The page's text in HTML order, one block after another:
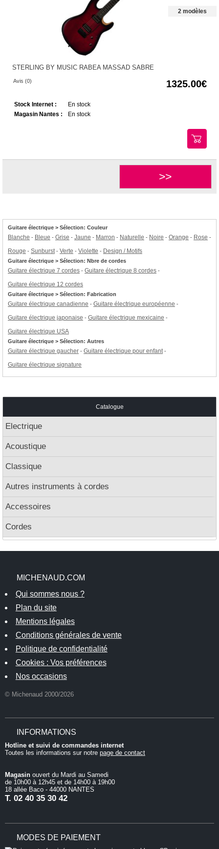
2 modèles
STERLING BY MUSIC RABEA MASSAD SABRE
Avis (0) 1325.00
Stock Internet :
En stock
Magasin Nantes :
En stock
>>
Guitare électrique > Sélection: Couleur
Blanche - Bleue - Grise - Jaune - Marron - Naturelle - Noire - Orange - Rose -
Rouge - Sunburst - Verte - Violette - Design / Motifs
Guitare électrique > Sélection: Nbre de cordes
Guitare électrique 7 cordes - Guitare électrique 8 cordes -
Guitare électrique 12 cordes
Guitare électrique > Sélection: Fabrication
Guitare électrique canadienne - Guitare électrique européenne -
Guitare électrique japonaise - Guitare électrique mexicaine -
Guitare électrique USA
Guitare électrique > Sélection: Autres
Guitare électrique gaucher - Guitare électrique pour enfant -
Guitare électrique signature
Catalogue
Electrique
Acoustique
Classique
Autres instruments à cordes
Accessoires
Cordes
MICHENAUD.COM
Qui sommes nous ?
Plan du site
Mentions légales
Conditions générales de vente
Politique de confidentialité
Cookies : Vos préférences
Nos occasions
© Michenaud 2000/2026
INFORMATIONS
Hotline et suivi de commandes internet
Toutes les informations sur notre page de contact
Magasin ouvert du Mardi au Samedi
de 10h00 à 12h45 et de 14h00 à 19h00
18 allée Baco - 44000 NANTES
T. 02 40 35 30 42
MODES DE PAIEMENT